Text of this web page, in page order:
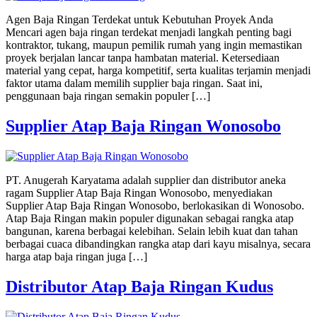
Agen Baja Ringan Terdekat untuk Kebutuhan Proyek Anda
Mencari agen baja ringan terdekat menjadi langkah penting bagi
kontraktor, tukang, maupun pemilik rumah yang ingin memastikan
proyek berjalan lancar tanpa hambatan material. Ketersediaan
material yang cepat, harga kompetitif, serta kualitas terjamin menjadi
faktor utama dalam memilih supplier baja ringan. Saat ini,
penggunaan baja ringan semakin populer […]
Supplier Atap Baja Ringan Wonosobo
PT. Anugerah Karyatama adalah supplier dan distributor aneka
ragam Supplier Atap Baja Ringan Wonosobo, menyediakan
Supplier Atap Baja Ringan Wonosobo, berlokasikan di Wonosobo.
Atap Baja Ringan makin populer digunakan sebagai rangka atap
bangunan, karena berbagai kelebihan. Selain lebih kuat dan tahan
berbagai cuaca dibandingkan rangka atap dari kayu misalnya, secara
harga atap baja ringan juga […]
Distributor Atap Baja Ringan Kudus